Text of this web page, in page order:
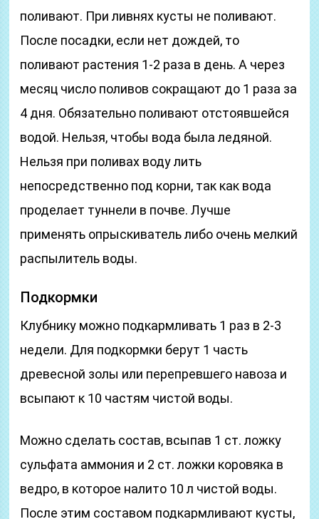
поливают. При ливнях кусты не поливают.
После посадки, если нет дождей, то
поливают растения 1-2 раза в день. А через
месяц число поливов сокращают до 1 раза за
4 дня. Обязательно поливают отстоявшейся
водой. Нельзя, чтобы вода была ледяной.
Нельзя при поливах воду лить
непосредственно под корни, так как вода
проделает туннели в почве. Лучше
применять опрыскиватель либо очень мелкий
распылитель воды.
Подкормки
Клубнику можно подкармливать 1 раз в 2-3
недели. Для подкормки берут 1 часть
древесной золы или перепревшего навоза и
всыпают к 10 частям чистой воды.
Можно сделать состав, всыпав 1 ст. ложку
сульфата аммония и 2 ст. ложки коровяка в
ведро, в которое налито 10 л чистой воды.
После этим составом подкармливают кусты,